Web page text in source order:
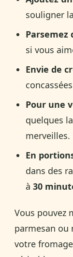
souligner
Parsemez
si vous
Envie de
Pour une
quelques
merveilles.
En
dans des
à30
Vous pouvez
parmesan ou
votre